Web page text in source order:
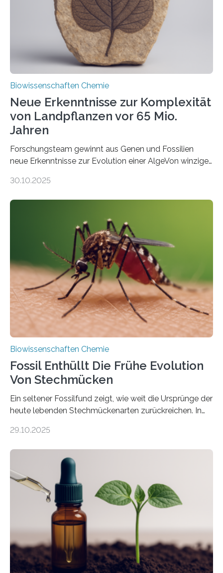
Funktionsfähigkeit der Organellen entscheidend ist. Die
Studie wurde am 28. Oktober 2025 in der
Fachzeitschrift…
Biowissenschaften Chemie
Neue Erkenntnisse zur Komplexität
von Landpflanzen vor 65 Mio.
Jahren
Forschungsteam gewinnt aus Genen und Fossilien
neue Erkenntnisse zur Evolution einer AlgeVon winzigen
Landpflanzen zählen zu den komplexesten
Grünalgen, die vor Hunderten von Millionen Jahren
lebten. Unter den Vorfahren sticht eine Gruppe heraus,
die noch heute in der Natur vorkommt: die
Süßwasseralge Coleochaetophyceae. Einige Arten
dieser Gruppe bilden aus Zellfäden dichte Geflechte
mit scheibenförmiger Gestalt. Was auffällig ist: Die
nächsten…
30.10.2025
Biowissenschaften Chemie
Fossil Enthüllt Die Frühe Evolution
Von Stechmücken
Ein seltener Fossilfund zeigt, wie weit die Ursprünge der
heute lebenden Stechmückenarten zurückreichen. In
Forschende die bisher älteste bekannte Stechmücken-
Region Kachin in Myanmar und hat sich in
ausgezeichnetem Zustand erhalten. Es konnte als neue
Art einer neuen Gattung beschrieben werden und trägt
nun den Namen Cretosabethes primaevus. Dieser erste
fossile Nachweis einer Stechmückenlarve in Bernstein
stellt gleichzeitig den ersten Fossilfund einer
Mückenlarve aus dem Mesozoikum dar, denn…
29.10.2025